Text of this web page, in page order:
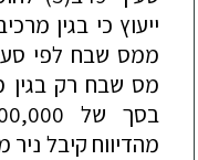
ייעוץ כי בגין
ממס שבח לפי
מס שבח רקבגין
בסך של
מהדיווח קיבל ניר